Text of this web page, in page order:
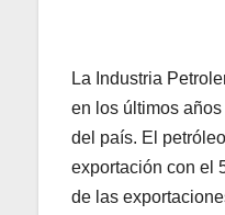
La Industria
en los últimos
del país. El
exportación con el
de las